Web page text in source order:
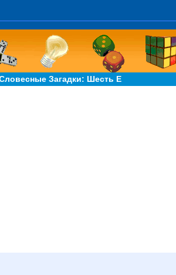
Загадки: Шесть Е